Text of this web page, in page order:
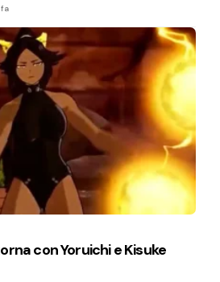
fa
con Yoruichi e Kisuke